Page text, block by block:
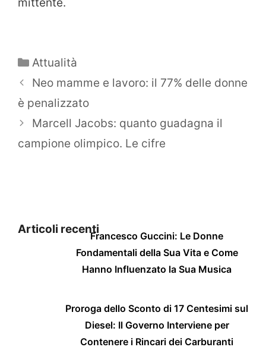
mittente.
Categorie
Attualità
Neo mamme e lavoro: il 77% delle donne
è penalizzato
Marcell Jacobs: quanto guadagna il
campione olimpico. Le cifre
Articoli recentiFrancesco Guccini: Le Donne
Fondamentali della Sua Vita e Come
Hanno Influenzato la Sua Musica
Proroga dello Sconto di 17 Centesimi sul
Diesel: Il Governo Interviene per
Contenere i Rincari dei Carburanti